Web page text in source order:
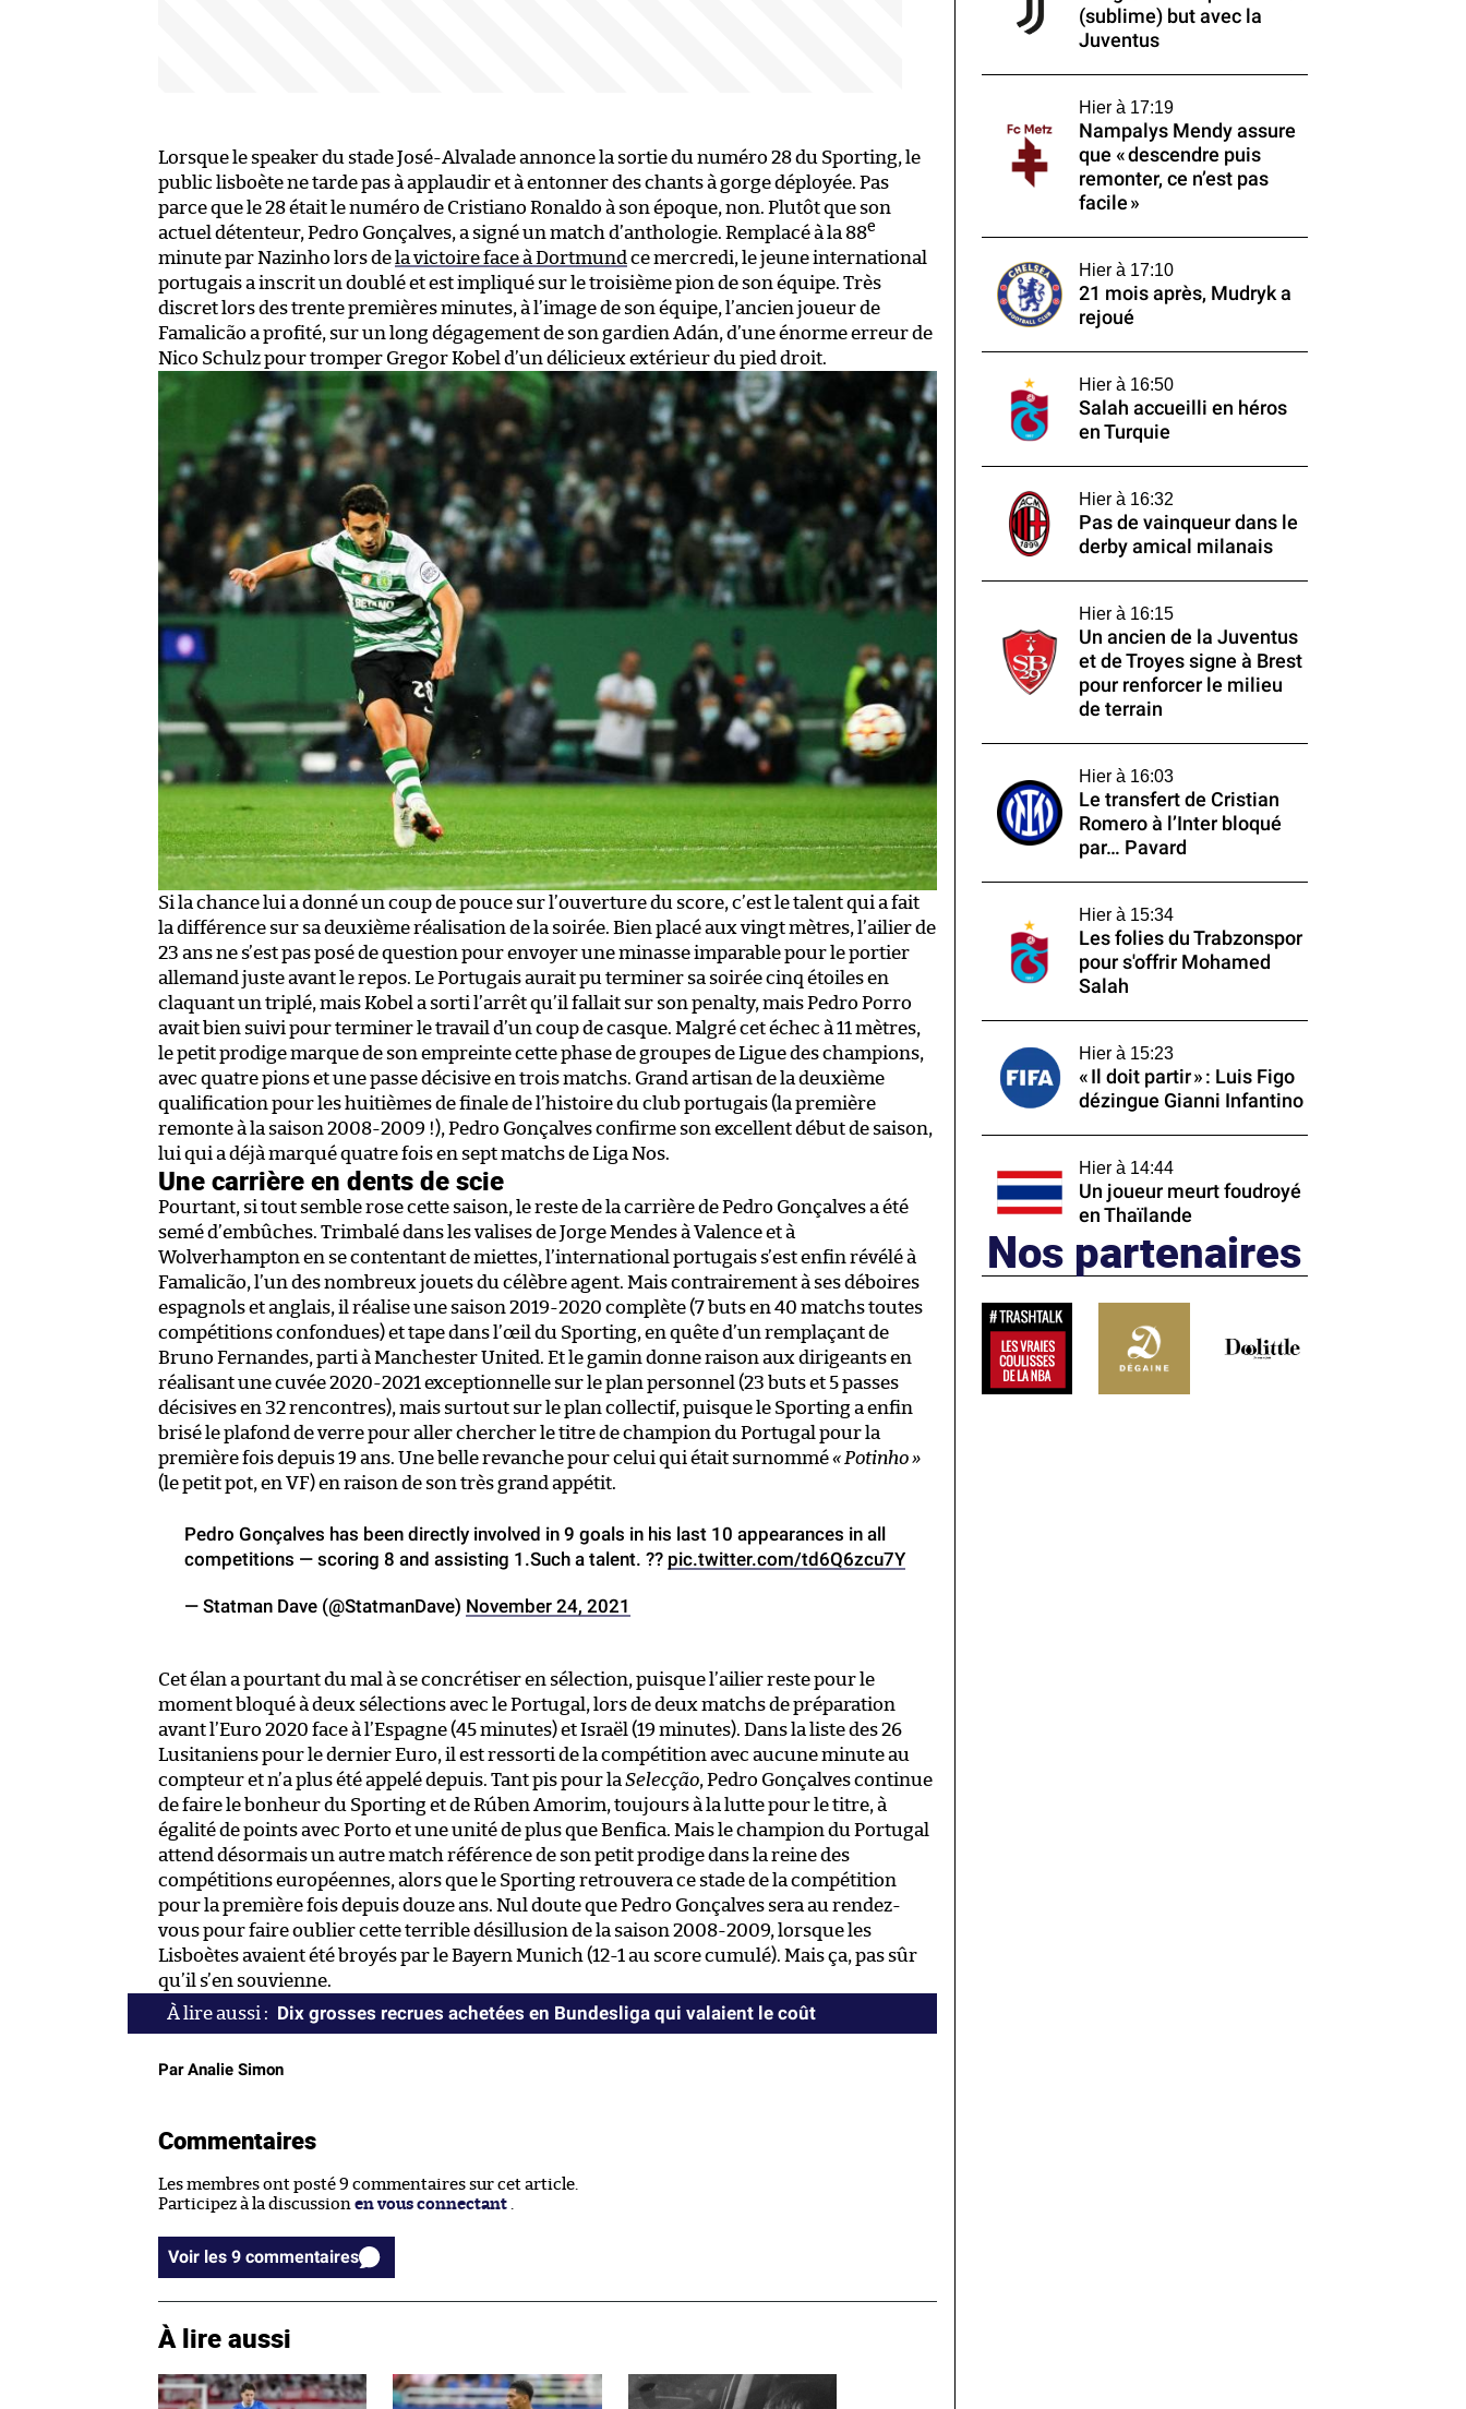
Lorsque le speaker du stade José-Alvalade annonce la sortie du numéro 28 du Sporting, le
public lisboète ne tarde pas à applaudir et à entonner des chants à gorge déployée. Pas
parce que le 28 était le numéro de Cristiano Ronaldo à son époque, non. Plutôt que son
actuel détenteur, Pedro Gonçalves, a signé un match d’anthologie. Remplacé à la 88e
minute par Nazinho lors de la victoire face à Dortmund ce mercredi, le jeune international
portugais a inscrit un doublé et est impliqué sur le troisième pion de son équipe. Très
discret lors des trente premières minutes, à l’image de son équipe, l’ancien joueur de
Famalicão a profité, sur un long dégagement de son gardien Adán, d’une énorme erreur de
Nico Schulz pour tromper Gregor Kobel d’un délicieux extérieur du pied droit.
Si la chance lui a donné un coup de pouce sur l’ouverture du score, c’est le talent qui a fait
la différence sur sa deuxième réalisation de la soirée. Bien placé aux vingt mètres, l’ailier de
23 ans ne s’est pas posé de question pour envoyer une minasse imparable pour le portier
allemand juste avant le repos. Le Portugais aurait pu terminer sa soirée cinq étoiles en
claquant un triplé, mais Kobel a sorti l’arrêt qu’il fallait sur son penalty, mais Pedro Porro
avait bien suivi pour terminer le travail d’un coup de casque. Malgré cet échec à 11 mètres,
le petit prodige marque de son empreinte cette phase de groupes de Ligue des champions,
avec quatre pions et une passe décisive en trois matchs. Grand artisan de la deuxième
qualification pour les huitièmes de finale de l’histoire du club portugais (la première
remonte à la saison 2008-2009 !), Pedro Gonçalves confirme son excellent début de saison,
lui qui a déjà marqué quatre fois en sept matchs de Liga Nos.
Une carrière en dents de scie
Pourtant, si tout semble rose cette saison, le reste de la carrière de Pedro Gonçalves a été
semé d’embûches. Trimbalé dans les valises de Jorge Mendes à Valence et à
Wolverhampton en se contentant de miettes, l’international portugais s’est enfin révélé à
Famalicão, l’un des nombreux jouets du célèbre agent. Mais contrairement à ses déboires
espagnols et anglais, il réalise une saison 2019-2020 complète (7 buts en 40 matchs toutes
compétitions confondues) et tape dans l’œil du Sporting, en quête d’un remplaçant de
Bruno Fernandes, parti à Manchester United. Et le gamin donne raison aux dirigeants en
réalisant une cuvée 2020-2021 exceptionnelle sur le plan personnel (23 buts et 5 passes
décisives en 32 rencontres), mais surtout sur le plan collectif, puisque le Sporting a enfin
brisé le plafond de verre pour aller chercher le titre de champion du Portugal pour la
première fois depuis 19 ans. Une belle revanche pour celui qui était surnommé« Potinho »
(le petit pot, en VF) en raison de son très grand appétit.
Pedro Gonçalves has been directly involved in 9 goals in his last 10 appearances in all
competitions — scoring 8 and assisting 1.Such a talent. ?? pic.twitter.com/td6Q6zcu7Y
— Statman Dave (@StatmanDave) November 24, 2021
Cet élan a pourtant du mal à se concrétiser en sélection, puisque l’ailier reste pour le
moment bloqué à deux sélections avec le Portugal, lors de deux matchs de préparation
avant l’Euro 2020 face à l’Espagne (45 minutes) et Israël (19 minutes). Dans la liste des 26
Lusitaniens pour le dernier Euro, il est ressorti de la compétition avec aucune minute au
compteur et n’a plus été appelé depuis. Tant pis pour la Selecção, Pedro Gonçalves continue
de faire le bonheur du Sporting et de Rúben Amorim, toujours à la lutte pour le titre, à
égalité de points avec Porto et une unité de plus que Benfica. Mais le champion du Portugal
attend désormais un autre match référence de son petit prodige dans la reine des
compétitions européennes, alors que le Sporting retrouvera ce stade de la compétition
pour la première fois depuis douze ans. Nul doute que Pedro Gonçalves sera au rendez-
vous pour faire oublier cette terrible désillusion de la saison 2008-2009, lorsque les
Lisboètes avaient été broyés par le Bayern Munich (12-1 au score cumulé). Mais ça, pas sûr
qu’il s’en souvienne.
Dix grosses recrues achetées en Bundesliga qui valaient le coût
Par Analie Simon
Commentaires
Les membres ont posté 9 commentaires sur cet article.
Participez à la discussion en vous connectant
Voir les 9 commentaires
À lire aussi
(sublime) but avec la
Juventus
Hier à 17:19
Nampalys Mendy assure
que « descendre puis
remonter, ce n’est pas
facile »
Hier à 17:10
21 mois après, Mudryk a
rejoué
Hier à 16:50
Salah accueilli en héros
en Turquie
Hier à 16:32
Pas de vainqueur dans le
derby amical milanais
Hier à 16:15
Un ancien de la Juventus
et de Troyes signe à Brest
pour renforcer le milieu
de terrain
Hier à 16:03
Le transfert de Cristian
Romero à l’Inter bloqué
par… Pavard
Hier à 15:34
Les folies du Trabzonspor
pour s'offrir Mohamed
Salah
Hier à 15:23
« Il doit partir » : Luis Figo
dézingue Gianni Infantino
Hier à 14:44
Un joueur meurt foudroyé
en Thaïlande
Nos partenaires